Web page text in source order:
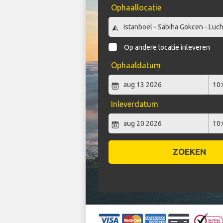
Ophaallocatie
Op andere locatie inleveren
Ophaaldatum
Inleverdatum
ZOEKEN